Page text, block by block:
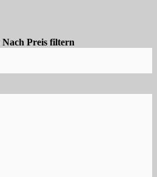
Nach Preis filtern